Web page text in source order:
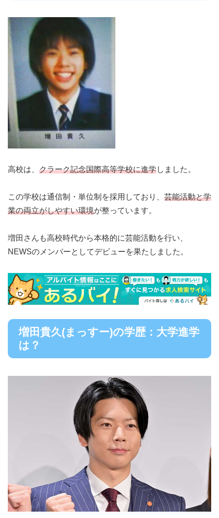
高校は、 クラーク記念国際高等学校に進学しました。
この学校は通信制・単位制を採用しており、 芸能活動と学
業の両立がしやすい環境が整っています。
増田さんも高校時代から本格的に芸能活動を行い、
NEWSのメンバーとしてデビューを果たしました。
増田貴久(まっすー)の学歴：大学進学
は？